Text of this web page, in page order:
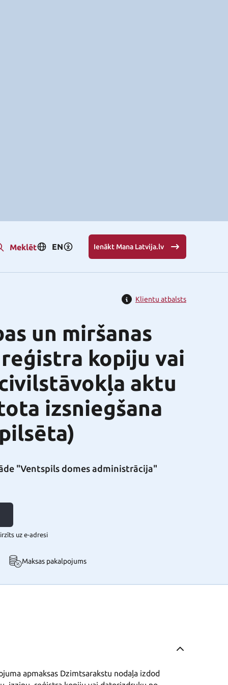
Meklēt EN Ienākt Mana Latvija.lv
Klientu atbalsts
un miršanas
kopiju vai
aktu
izsniegšana
"Ventspils domes administrācija"
uz e-adresi
Maksas pakalpojums
apmaksas Dzimtsarakstu nodaļa izdod